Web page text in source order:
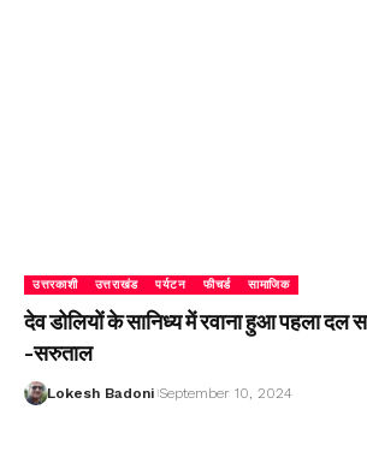
उत्तरकाशी उत्तराखंड पर्यटन फीचर्ड सामाजिक
देव डोलियों के सानिध्य में रवाना हुआ पहला दल
-सरुताल
Lokesh Badoni September 10, 2024